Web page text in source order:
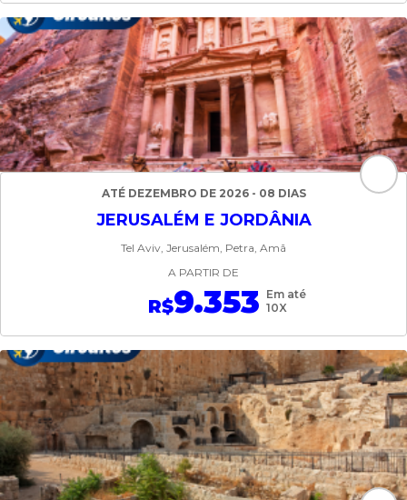
ATÉ DEZEMBRO DE 2026 - 08 DIAS
JERUSALÉM E JORDÂNIA
Tel Aviv, Jerusalém, Petra, Amã
A PARTIR DE
R$9.353 Em até
10X